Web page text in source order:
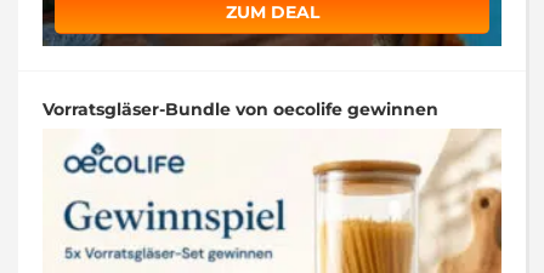
ZUM DEAL
Vorratsgläser-Bundle von oecolife gewinnen